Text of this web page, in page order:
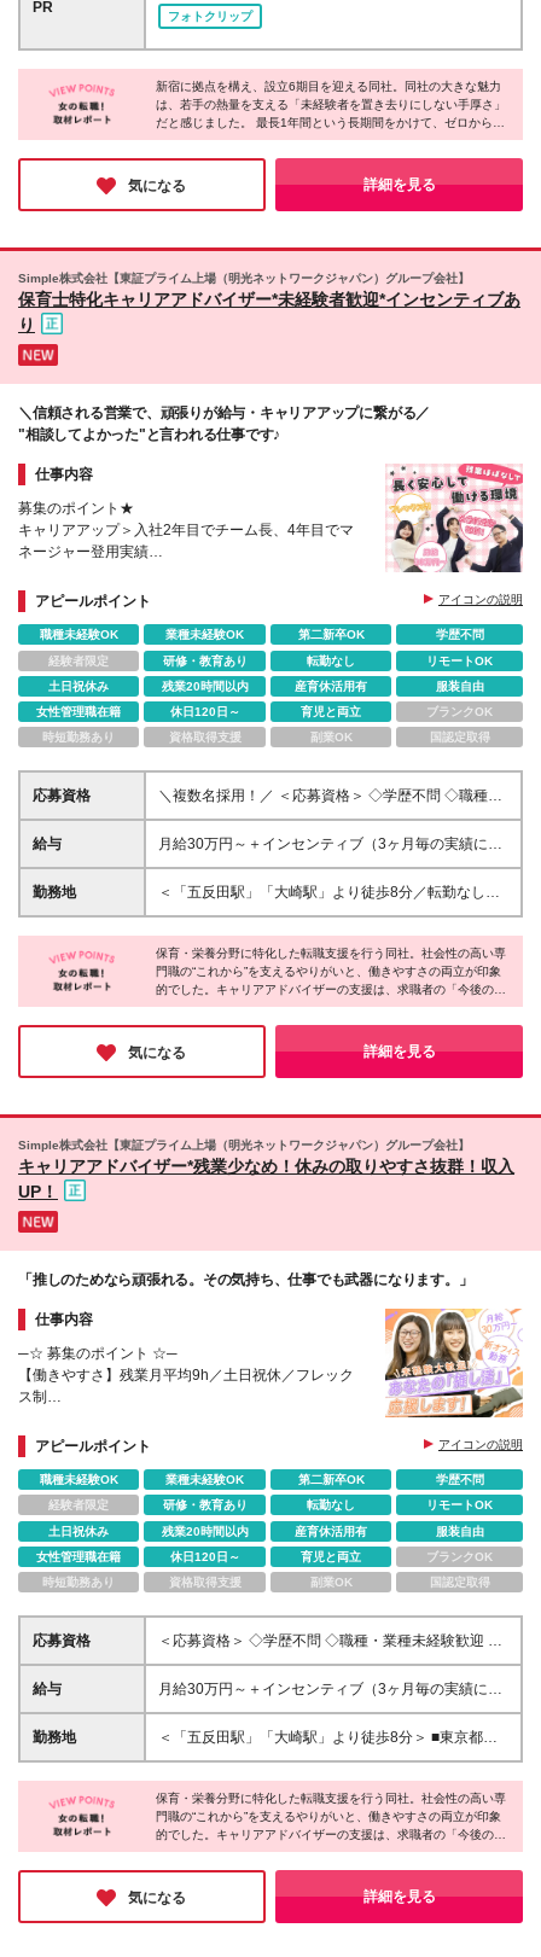
結します◎ ※上記金額には固定残業代（月10時間分/1
します。 【試用期間について】6～12ヶ月の試用期間
あり。 月給25万円～30万円 ※上記金額には固定残業
代（月10時間分/1万7045円～）を含みます。 ※その
＼大阪に支店を設立予定！／ 新たな支店を設立予定
のため、立ち上げから携わってくださるメンバーも大
募集！ 「地元に帰って活躍したい」という U・Iター
ン希望の方も大歓迎です◎ 仲介手数料ゼロなどのお
得な物件をご紹介し、 一緒にお部屋探しをサポート
する「上京支援制度」もあります♪ ※東京・大阪から
ご希望の勤務地をお選びいただけます。 ※試用期間中
は一都三県ないし大阪市府内で実施いたします。 (変
更の範囲)上記を除く当社関連勤務地
PR
フォトクリップ
新宿に拠点を構え、設立6期目を迎える同社。同社の大きな魅力
は、若手の熱量を支える「未経験者を置き去りにしない手厚さ」
だと感じました。 最長1年間という長期間をかけて、ゼロからプ
ロを育てる独自の研修体制が整っており、個々の成長スピードに
寄り添ってじっくりと伴走してくれるとのこと。そのため、未経
験からでも安心して新しいキャリアを歩めるのではないでしょう
か♪
気になる 詳細を見る
Simple株式会社【東証プライム上場（明光ネットワークジャパン）グループ会社】
保育士特化キャリアアドバイザー*未経験者歓迎*インセンティブあ
り
＼信頼される営業で、頑張りが給与・キャリアアップに繋がる／
"相談してよかった"と⾔われる仕事です♪
仕事内容
募集のポイント★
キャリアアップ＞入社2年目でチーム長、4年目でマ
ネージャー登用実績
る環境！
成長と安定＞設立8年のベンチャー企業＆東証プライ
ムグループ
アピールポイント アイコンの説明
職種未経験OK 業種未経験OK 第二新卒OK
学歴不問
経験者限定
研修・教育あり 転勤なし
リモートOK
土日祝休み
残業20時間以内 産育休活用有
服装自由
女性管理職在籍
休日120日～ 育児と両立
ブランクOK
時短勤務あり
資格取得支援 副業OK 国認定取得
応募資格
＼複数名採用！／ ＜応募資格＞ ◇学歴不問 ◇職種・
業種未経験歓迎 ◇基本的なPCスキルをお持ちの方
└Word・Excelの基本操作ができる方 └Gmail・Slack
たは習得意欲のある方） 一つでも当てはまる方は、
ぜひお会いしたいと考えています。 ・人と話すこと
かり評価されたい ・2.30代のうちに収入アップを叶
えたい ・誰かの役に立てる仕事がしたい ・相手に寄
り添いながら信頼関係を築くのが得意 ・チームで協
気持ちを重視しています。 ※売り込む営業ではありま
せんが、 「どうしたらこの方にとって良い選択にな
勢は大切にしています。 ※「数字は苦手だからでき
るだけ避けたい」という方よりも、 営業に挑戦して
みたいという方へのフォロー体制が整っている環境で
給与
月給30万円～＋インセンティブ（3ヶ月毎の実績に応
じて支給） ※上記月給には月30時間分の固定残業代
（月5万6970円～月8万3600円）を含みます。固定残
勤務地
＜「五反田駅」「大崎駅」より徒歩8分／転勤なし＞
■東京都品川区東五反田2-21-28 OSビルディング7階
※原則出社ですが、業務に慣れた後は週1日リモート
勤務も可能です ※転居を伴う転勤はありません ※受動
喫煙防止対策あり
保育・栄養分野に特化した転職支援を行う同社。社会性の高い専
門職の“これから”を支えるやりがいと、働きやすさの両立が印象
的でした。キャリアアドバイザーの支援は、求職者の「今後の暮
らし」に寄り添うもの。就業後の感謝の言葉は、関わりが笑顔に
つながった証です。一方、定時退社・土日祝休みといった環境の
なか、平日に推し活を楽しんだり、家族との時間を優先したり。
それぞれの“幸せの形”が尊重されています。
気になる 詳細を見る
Simple株式会社【東証プライム上場（明光ネットワークジャパン）グループ会社】
キャリアアドバイザー*残業少なめ！休みの取りやすさ抜群！収入
UP！
「推しのためなら頑張れる。その気持ち、仕事でも武器になります。」
仕事内容
─☆ 募集のポイント ☆─
【働きやすさ】残業月平均9h／土日祝休／フレック
ス制
【安定基盤】東証プライム上場『明光ネットワークジ
ャパン』グループ
アピールポイント アイコンの説明
職種未経験OK 業種未経験OK 第二新卒OK
学歴不問
経験者限定
研修・教育あり 転勤なし
リモートOK
土日祝休み
残業20時間以内 産育休活用有
服装自由
女性管理職在籍
休日120日～ 育児と両立
ブランクOK
時短勤務あり
資格取得支援 副業OK 国認定取得
応募資格
＜応募資格＞ ◇学歴不問 ◇職種・業種未経験歓迎 ◇
基本的なPCスキルをお持ちの方 └Word・Excelの基
本操作ができる方 └Gmail・Slackなどのコミュニケー
方） 一つでも「わかる！」と思った方は、きっと当
社に向いています。 ・「推しに会いに行くために仕
その分しっかり評価されたい ・営業には興味がある
けど、無理な売り込みはしたくない ・誰かの人生を
応援できる仕事がしたい ・人と信頼関係を築くこと
い そんなあなたと、一緒に働けることを楽しみにし
ています。 ※売り込む営業ではありませんが、 「ど
給与
月給30万円～＋インセンティブ（3ヶ月毎の実績に応
じて支給） ※上記月給には月30時間分の固定残業代
（月5万6970円～月8万3600円）を含みます。固定残
勤務地
＜「五反田駅」「大崎駅」より徒歩8分＞ ■東京都品
川区東五反田2-21-28 OSビルディング7階 ※原則出
社ですが、業務に慣れた後は週1日リモート勤務も可
能です ※転居を伴う転勤はありません ※受動喫煙防止
対策あり
保育・栄養分野に特化した転職支援を行う同社。社会性の高い専
門職の“これから”を支えるやりがいと、働きやすさの両立が印象
的でした。キャリアアドバイザーの支援は、求職者の「今後の暮
らし」に寄り添うもの。就業後の感謝の言葉は、関わりが笑顔に
つながった証です。一方、定時退社・土日祝休みといった環境の
なか、平日に推し活を楽しんだり、家族との時間を優先したり。
それぞれの“幸せの形”が尊重されています。
気になる 詳細を見る